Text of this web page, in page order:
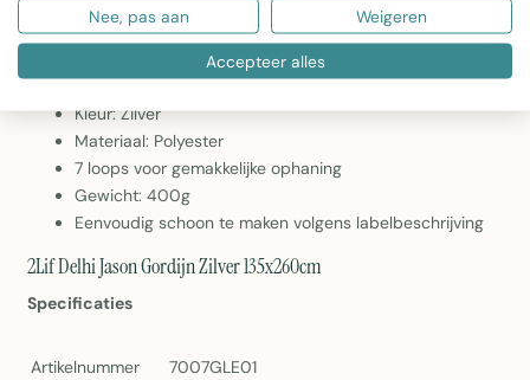
functionaliteit met een modern, stijlvol design.
Afmeting: 135x260cm
Kleur: Zilver
Materiaal: Polyester
7 loops voor gemakkelijke ophaning
Gewicht: 400g
Eenvoudig schoon te maken volgens labelbeschrijving
2Lif Delhi Jason Gordijn Zilver 135x260cm
Specificaties
Artikelnummer
7007GLE01
Nee, pas aan Weigeren
Accepteer alles